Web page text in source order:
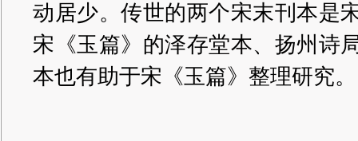
动居少。传世的两个宋末刊本是
宋《玉篇》的泽存堂本、扬州诗
本也有助于宋《玉篇》整理研究。